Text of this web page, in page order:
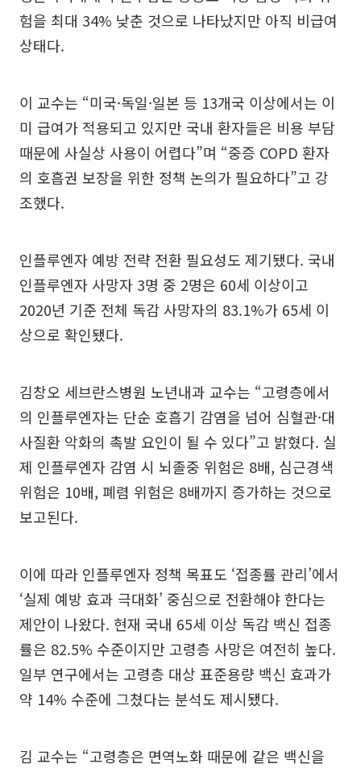
험을 최대 34% 낮춘 것으로 나타났지만 아직 비급여
상태다.
이 교수는 “미국·독일·일본 등 13개국 이상에서는 이
미 급여가 적용되고 있지만 국내 환자들은 비용 부담
때문에 사실상 사용이 어렵다”며 “중증 COPD 환자
의 호흡권 보장을 위한 정책 논의가 필요하다”고 강
조했다.
인플루엔자 예방 전략 전환 필요성도 제기됐다. 국내
인플루엔자 사망자 3명 중 2명은 60세 이상이고
2020년 기준 전체 독감 사망자의 83.1%가 65세 이
상으로 확인됐다.
김창오 세브란스병원 노년내과 교수는 “고령층에서
의 인플루엔자는 단순 호흡기 감염을 넘어 심혈관·대
사질환 악화의 촉발 요인이 될 수 있다”고 밝혔다. 실
제 인플루엔자 감염 시 뇌졸중 위험은 8배, 심근경색
위험은 10배, 폐렴 위험은 8배까지 증가하는 것으로
보고된다.
이에 따라 인플루엔자 정책 목표도 ‘접종률 관리’에서
‘실제 예방 효과 극대화’ 중심으로 전환해야 한다는
제안이 나왔다. 현재 국내 65세 이상 독감 백신 접종
률은 82.5% 수준이지만 고령층 사망은 여전히 높다.
일부 연구에서는 고령층 대상 표준용량 백신 효과가
약 14% 수준에 그쳤다는 분석도 제시됐다.
김 교수는 “고령층은 면역노화 때문에 같은 백신을